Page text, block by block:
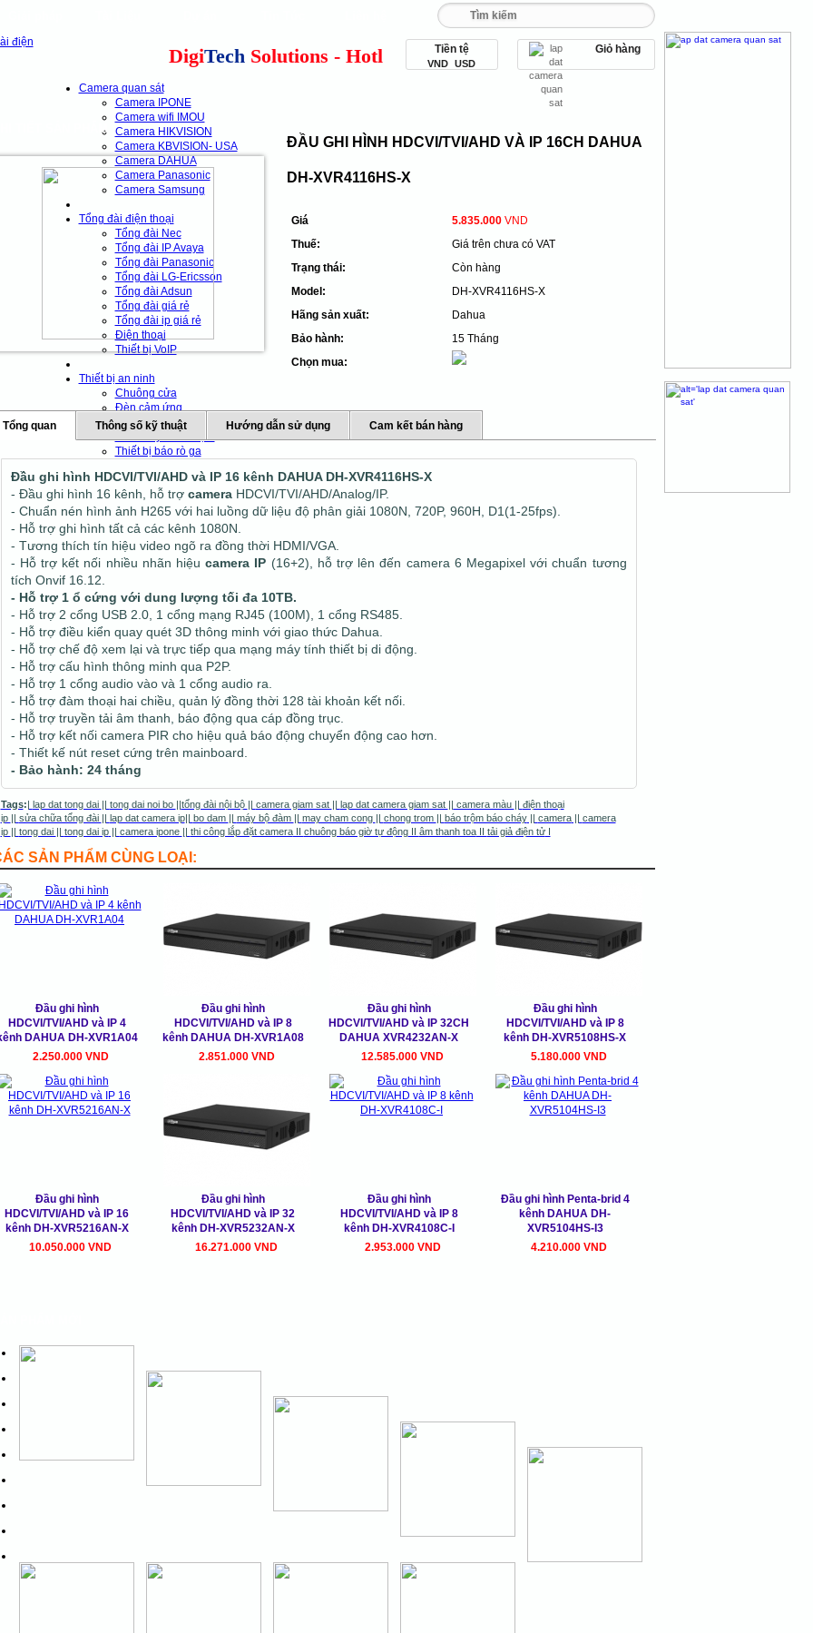
cns
our clients DigiTech Solutions - Hotline: 093 456 9 567
Tiền tệ
VND USD
Giỏ hàng
Camera quan sát
Camera IPONE
Camera wifi IMOU
Camera HIKVISION
Camera KBVISION- USA
Camera DAHUA
Camera Panasonic
Camera Samsung
Tổng đài điện thoại
Tổng đài Nec
Tổng đài IP Avaya
Tổng đài Panasonic
Tổng đài LG-Ericsson
Tổng đài Adsun
Tổng đài giá rẻ
Tổng đài ip giá rẻ
Điện thoại
Thiết bị VoIP
Thiết bị an ninh
Chuông cửa
Đèn cảm ứng
Đèn báo trộm
Báo cháy - Báo trộm
Thiết bị báo rò ga
Thiết bị chống sét
Thiết bị văn phòng
Thiết bị mạng - Wifi
Máy chủ
Máy bộ đàm
Máy chấm công
Chuông báo giờ tự động
TIẾT SẢN PHẨM
ĐẦU GHI HÌNH HDCVI/TVI/AHD VÀ IP 16CH DAHUA
DH-XVR4116HS-X
Giá
Thuế:
Trạng thái:
Model:
Hãng sản xuất:
Bảo hành:
Chọn mua:
5.835.000VND
Giá trên chưa có VAT
Còn hàng
DH-XVR4116HS-X
Dahua
15 Tháng
Tổng quan Thông số kỹ thuật Hướng dẫn sử dụng Cam kết bán hàng
Đầu ghi hình HDCVI/TVI/AHD và IP 16 kênh DAHUA DH-XVR4116HS-X
- Đầu ghi hình 16 kênh, hỗ trợ cameraHDCVI/TVI/AHD/Analog/IP.
- Chuẩn nén hình ảnh H265 với hai luồng dữ liệu độ phân giải 1080N, 720P, 960H, D1(1-25fps).
- Hỗ trợ ghi hình tất cả các kênh 1080N.
- Tương thích tín hiệu video ngõ ra đồng thời HDMI/VGA.
- Hỗ trợ kết nối nhiều nhãn hiệucamera IP (16+2), hỗ trợ lên đến camera 6 Megapixel với chuẩn tương
tích Onvif 16.12.
- Hỗ trợ 1 ổ cứng với dung lượng tối đa 10TB.
- Hỗ trợ 2 cổng USB 2.0, 1 cổng mạng RJ45 (100M), 1 cổng RS485.
- Hỗ trợ điều kiển quay quét 3D thông minh với giao thức Dahua.
- Hỗ trợ chế độ xem lại và trực tiếp qua mạng máy tính thiết bị di động.
- Hỗ trợ cấu hình thông minh qua P2P.
- Hỗ trợ 1 cổng audio vào và 1 cổng audio ra.
- Hỗ trợ đàm thoại hai chiều, quản lý đồng thời 128 tài khoản kết nối.
- Hỗ trợ truyền tải âm thanh, báo động qua cáp đồng trục.
- Hỗ trợ kết nối camera PIR cho hiệu quả báo động chuyển động cao hơn.
- Thiết kế nút reset cứng trên mainboard.
- Bảo hành: 24 tháng
Tags:| lap dat tong dai || tong dai noi bo ||tổng đài nội bộ || camera giam sat || lap dat camera giam sat || camera màu || điện thoại
ip || sửa chữa tổng đài || lap dat camera ip|| bo dam || máy bộ đàm || may cham cong || chong trom || báo trộm báo cháy|| camera|| camera
ip || tong dai || tong dai ip|| camera ipone || thi công lắp đặt cameraII chuông báo giờ tự độngII âm thanh toaII tải giả điện tửI
SẢN PHẨM CÙNG LOẠI:
Đầu ghi hình
HDCVI/TVI/AHD và IP 4
DAHUA DH-XVR1A04
2.250.000 VND
Đầu ghi hình
HDCVI/TVI/AHD và IP 8
kênh DAHUA DH-XVR1A08
2.851.000 VND
Đầu ghi hình
HDCVI/TVI/AHD và IP 32CH
DAHUA XVR4232AN-X
12.585.000 VND
Đầu ghi hình
HDCVI/TVI/AHD và IP 8
kênh DH-XVR5108HS-X
5.180.000 VND
Đầu ghi hình
HDCVI/TVI/AHD và IP 16
kênh DH-XVR5216AN-X
10.050.000 VND
Đầu ghi hình
HDCVI/TVI/AHD và IP 32
kênh DH-XVR5232AN-X
16.271.000 VND
Đầu ghi hình
HDCVI/TVI/AHD và IP 8
kênh DH-XVR4108C-I
2.953.000 VND
Đầu ghi hình Penta-brid 4
kênh DAHUA DH-
XVR5104HS-I3
4.210.000 VND